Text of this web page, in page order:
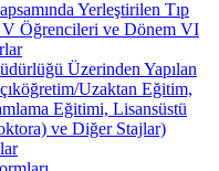
Yerleştirilen Tıp
Öğrencileri ve Dönem VI
Üzerinden Yapılan
Uzaktan Eğitim,
Eğitimi, Lisansüstü
ve Diğer Stajlar)